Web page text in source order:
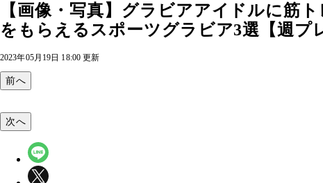
【画像・写真】グラビアアイドルに筋
をもらえるスポーツグラビア3選【週プ
2023年05月19日 18:00 更新
前へ
次へ